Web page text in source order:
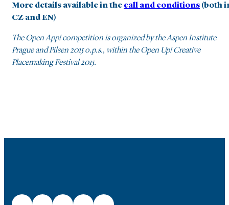
More details available in the call and conditions (both
CZ and EN)
The Open App! competition is organized by the Aspen Institute
Prague and Pilsen 2015 o.p.s., within the Open Up! Creative
Placemaking Festival 2015.